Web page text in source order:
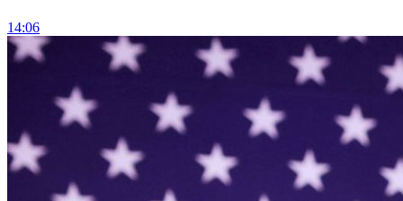
14:06